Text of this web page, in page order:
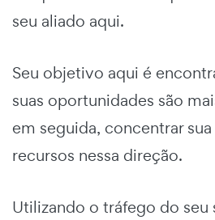
seu aliado aqui.
Seu objetivo aqui é
suas oportunidades são
em seguida, concentrar
recursos nessa direção.
Utilizando o tráfego do seu